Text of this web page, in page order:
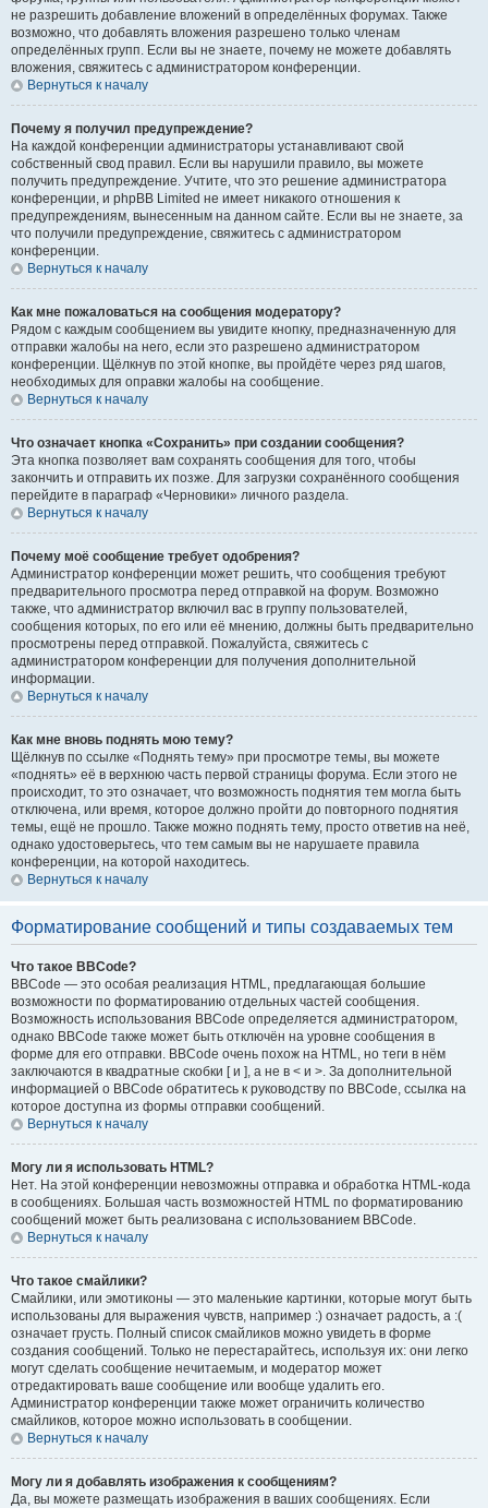
не разрешить добавление вложений в определённых форумах. Также
возможно, что добавлять вложения разрешено только членам
определённых групп. Если вы не знаете, почему не можете добавлять
вложения, свяжитесь с администратором конференции.
Вернуться к началу
Почему я получил предупреждение?
На каждой конференции администраторы устанавливают свой
собственный свод правил. Если вы нарушили правило, вы можете
получить предупреждение. Учтите, что это решение администратора
конференции, и phpBB Limited не имеет никакого отношения к
предупреждениям, вынесенным на данном сайте. Если вы не знаете, за
что получили предупреждение, свяжитесь с администратором
конференции.
Вернуться к началу
Как мне пожаловаться на сообщения модератору?
Рядом с каждым сообщением вы увидите кнопку, предназначенную для
отправки жалобы на него, если это разрешено администратором
конференции. Щёлкнув по этой кнопке, вы пройдёте через ряд шагов,
необходимых для оправки жалобы на сообщение.
Вернуться к началу
Что означает кнопка «Сохранить» при создании сообщения?
Эта кнопка позволяет вам сохранять сообщения для того, чтобы
закончить и отправить их позже. Для загрузки сохранённого сообщения
перейдите в параграф «Черновики» личного раздела.
Вернуться к началу
Почему моё сообщение требует одобрения?
Администратор конференции может решить, что сообщения требуют
предварительного просмотра перед отправкой на форум. Возможно
также, что администратор включил вас в группу пользователей,
сообщения которых, по его или её мнению, должны быть предварительно
просмотрены перед отправкой. Пожалуйста, свяжитесь с
администратором конференции для получения дополнительной
информации.
Вернуться к началу
Как мне вновь поднять мою тему?
Щёлкнув по ссылке «Поднять тему» при просмотре темы, вы можете
«поднять» её в верхнюю часть первой страницы форума. Если этого не
происходит, то это означает, что возможность поднятия тем могла быть
отключена, или время, которое должно пройти до повторного поднятия
темы, ещё не прошло. Также можно поднять тему, просто ответив на неё,
однако удостоверьтесь, что тем самым вы не нарушаете правила
конференции, на которой находитесь.
Вернуться к началу
Форматирование сообщений и типы создаваемых тем
Что такое BBCode?
BBCode — это особая реализация HTML, предлагающая большие
возможности по форматированию отдельных частей сообщения.
Возможность использования BBCode определяется администратором,
однако BBCode также может быть отключён на уровне сообщения в
форме для его отправки. BBCode очень похож на HTML, но теги в нём
заключаются в квадратные скобки [ и ], а не в < и >. За дополнительной
информацией о BBCode обратитесь к руководству по BBCode, ссылка на
которое доступна из формы отправки сообщений.
Вернуться к началу
Могу ли я использовать HTML?
Нет. На этой конференции невозможны отправка и обработка HTML-кода
в сообщениях. Большая часть возможностей HTML по форматированию
сообщений может быть реализована с использованием BBCode.
Вернуться к началу
Что такое смайлики?
Смайлики, или эмотиконы — это маленькие картинки, которые могут быть
использованы для выражения чувств, например :) означает радость, а :(
означает грусть. Полный список смайликов можно увидеть в форме
создания сообщений. Только не перестарайтесь, используя их: они легко
могут сделать сообщение нечитаемым, и модератор может
отредактировать ваше сообщение или вообще удалить его.
Администратор конференции также может ограничить количество
смайликов, которое можно использовать в сообщении.
Вернуться к началу
Могу ли я добавлять изображения к сообщениям?
Да, вы можете размещать изображения в ваших сообщениях. Если